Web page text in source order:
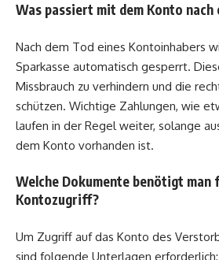
Was passiert mit dem Konto nach
Nach dem Tod eines Kontoinhabers
Sparkasse automatisch gesperrt.
Missbrauch zu verhindern und die
schützen. Wichtige Zahlungen, wie
laufen in der Regel weiter, solange
dem Konto vorhanden ist.
Welche Dokumente benötigt man
Kontozugriff?
Um Zugriff auf das Konto des
sind folgende Unterlagen erforderlich: